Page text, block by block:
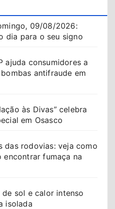
09/08/2026:
dia para o seu signo
ajuda consumidores a
antifraude em
às Divas” celebra
em Osasco
das rodovias: veja como
encontrar fumaça na
sol e calor intenso
isolada